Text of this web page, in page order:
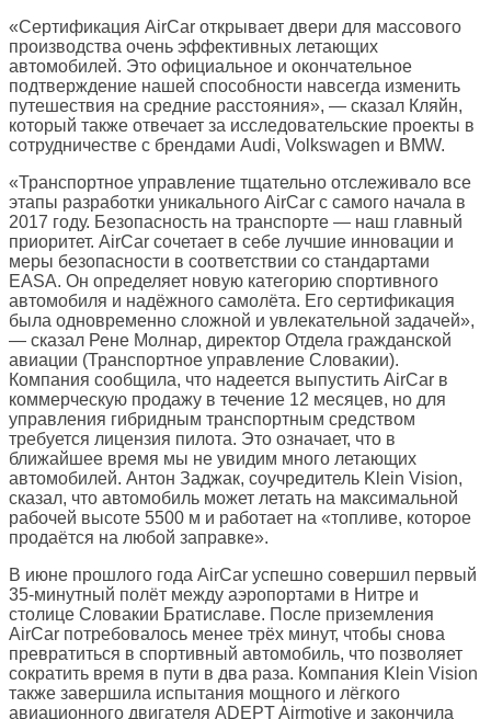
«Сертификация AirCar открывает двери для массового
производства очень эффективных летающих
автомобилей. Это официальное и окончательное
подтверждение нашей способности навсегда изменить
путешествия на средние расстояния», — сказал Кляйн,
который также отвечает за исследовательские проекты в
сотрудничестве с брендами Audi, Volkswagen и BMW.
«Транспортное управление тщательно отслеживало все
этапы разработки уникального AirCar с самого начала в
2017 году. Безопасность на транспорте — наш главный
приоритет. AirCar сочетает в себе лучшие инновации и
меры безопасности в соответствии со стандартами
EASA. Он определяет новую категорию спортивного
автомобиля и надёжного самолёта. Его сертификация
была одновременно сложной и увлекательной задачей»,
— сказал Рене Молнар, директор Отдела гражданской
авиации (Транспортное управление Словакии).
Компания сообщила, что надеется выпустить AirCar в
коммерческую продажу в течение 12 месяцев, но для
управления гибридным транспортным средством
требуется лицензия пилота. Это означает, что в
ближайшее время мы не увидим много летающих
автомобилей. Антон Заджак, соучредитель Klein Vision,
сказал, что автомобиль может летать на максимальной
рабочей высоте 5500 м и работает на «топливе, которое
продаётся на любой заправке».
В июне прошлого года AirCar успешно совершил первый
35-минутный полёт между аэропортами в Нитре и
столице Словакии Братиславе. После приземления
AirCar потребовалось менее трёх минут, чтобы снова
превратиться в спортивный автомобиль, что позволяет
сократить время в пути в два раза. Компания Klein Vision
также завершила испытания мощного и лёгкого
авиационного двигателя ADEPT Airmotive и закончила